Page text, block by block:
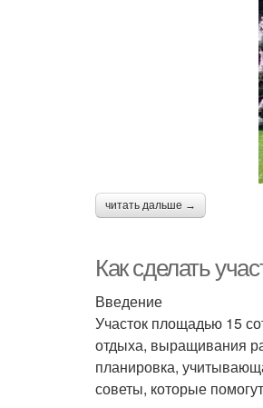
читать дальше →
Как сделать
Введение
Участок площадью 15
отдыха, выращивания
планировка,
советы, которые